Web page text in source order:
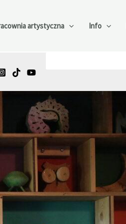
artystyczna Info